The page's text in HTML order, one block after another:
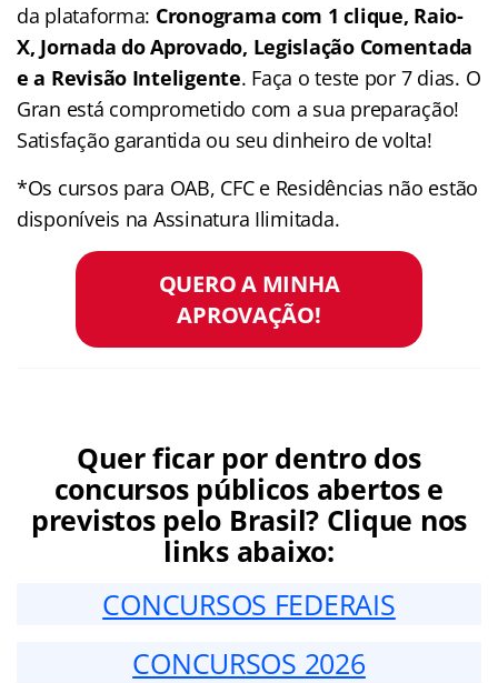
da plataforma: Cronograma com 1 clique, Raio-
X, Jornada do Aprovado, Legislação Comentada
e a Revisão Inteligente. Faça o teste por 7 dias. O
Gran está comprometido com a sua preparação!
Satisfação garantida ou seu dinheiro de volta!
*Os cursos para OAB, CFC e Residências não estão
disponíveis na Assinatura Ilimitada.
QUERO A MINHA
APROVAÇÃO!
Quer ficar por dentro dos
concursos públicos abertos e
previstos pelo Brasil? Clique nos
links abaixo:
CONCURSOS FEDERAIS
CONCURSOS 2026